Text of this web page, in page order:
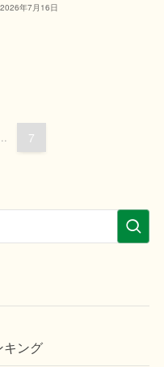
2026年7月16日
7
キング